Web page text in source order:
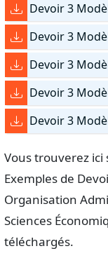
Devoir 3
Devoir 3
Devoir 3
Devoir 3
Devoir 3
Vous trouverez ici
Exemples de
Organisation
Sciences
téléchargés.